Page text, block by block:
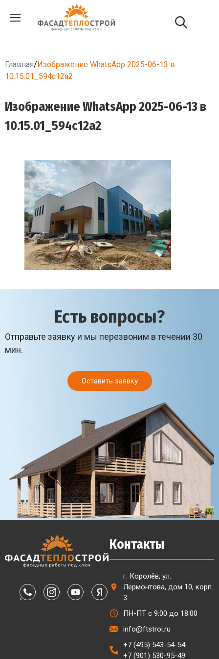
Главная/Изображение WhatsApp 2025-06-13 в
10.15.01_594c12a2
Изображение WhatsApp 2025-06-13 в
10.15.01_594c12a2
Есть вопросы?
Отправьте заявку и мы перезвоним в течении 30
мин.
Оставить заявку
Контакты
г. Королёв, ул.
Лермонтова, дом 10, корп.
3
ПН-ПТ с 9:00 до 18:00
info@ftstroi.ru
+7 (495) 543-54-54
+7 (901) 530-95-49